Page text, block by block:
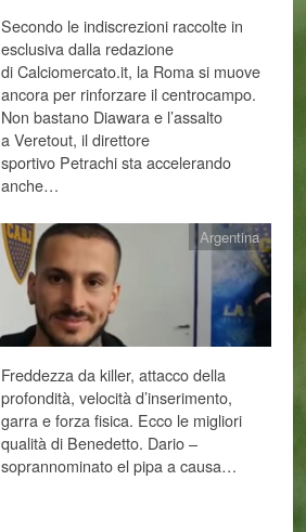
Secondo le indiscrezioni raccolte in
esclusiva dalla redazione
di Calciomercato.it, la Roma si muove
ancora per rinforzare il centrocampo.
Non bastano Diawara e l’assalto
a Veretout, il direttore
sportivo Petrachi sta accelerando
anche…
Argentina
Freddezza da killer, attacco della
profondità, velocità d’inserimento,
garra e forza fisica. Ecco le migliori
qualità di Benedetto. Dario –
soprannominato el pipa a causa…